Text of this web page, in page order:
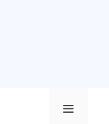
Menú